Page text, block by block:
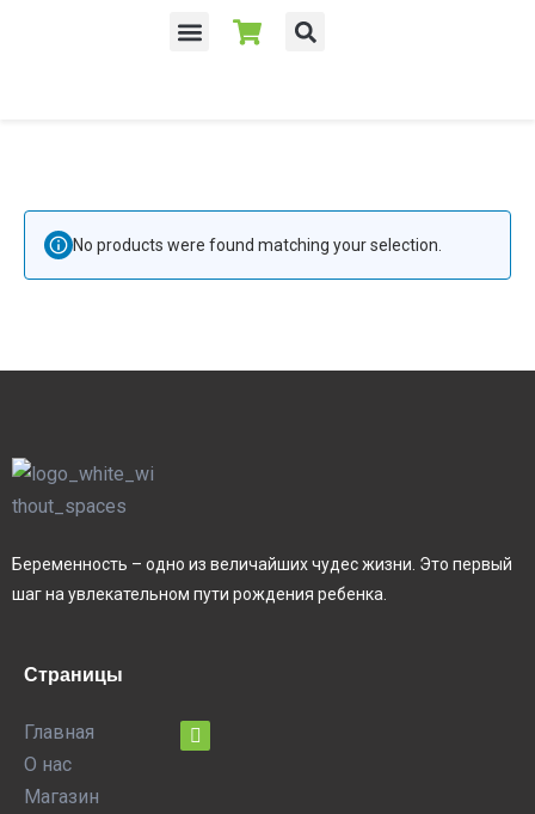
No products were found matching your selection.
Беременность – одно из величайших чудес жизни. Это первый
шаг на увлекательном пути рождения ребенка.
Страницы
Главная
О нас
Магазин